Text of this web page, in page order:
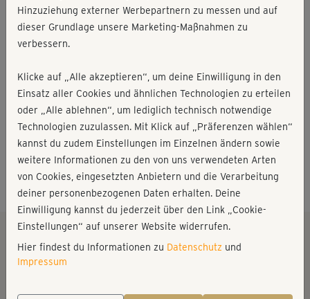
Schon mit 5 Jahren begeisterte ich mich für den Sport.
Mit Jazz Dance angefangen über Leichtathletik, Tennis
oder auch Tischtennis begann ich mit 13 Jahren beim
Inline- Speedskating meine Leistungssport Karriere. Es
kam nie ein anderer Berufszweig für mich in Fragen,
weshalb ich 2014 meinen Bachelor in Fitnessökonomie
beendete.
Die Faszination was man mit gezieltem Training und Spaß
an der Sache alles erreichen kann und die Erfahrung
sowohl als Sportler, als auch als Trainer, kann ich in
weitergeben.
✚ Mehr anzeigen
Instagram
Die besten Kurse von Nicole
Hinzuziehung externer Werbepartnern zu messen und auf
dieser Grundlage unsere Marketing-Maßnahmen zu
verbessern.
Klicke auf „Alle akzeptieren“, um deine Einwilligung in den
Einsatz aller Cookies und ähnlichen Technologien zu erteilen
oder „Alle ablehnen“, um lediglich technisch notwendige
Technologien zuzulassen. Mit Klick auf „Präferenzen wählen“
kannst du zudem Einstellungen im Einzelnen ändern sowie
weitere Informationen zu den von uns verwendeten Arten
von Cookies, eingesetzten Anbietern und die Verarbeitung
deiner personenbezogenen Daten erhalten. Deine
Einwilligung kannst du jederzeit über den Link „Cookie-
Einstellungen“ auf unserer Website widerrufen.
Hier findest du Informationen zu Datenschutz und
Impressum